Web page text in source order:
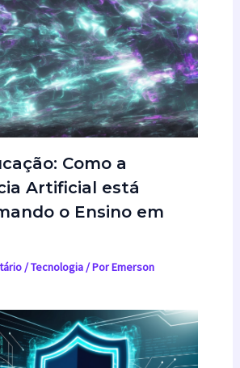
Como a
Artificial está
o Ensino em
/Tecnologia/ PorEmerson